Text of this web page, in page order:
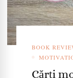
BOOK
Cărți